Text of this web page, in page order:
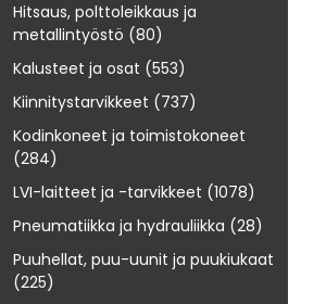
Hitsaus, polttoleikkaus ja
metallintyöstö (80)
Kalusteet ja osat (553)
Kiinnitystarvikkeet (737)
Kodinkoneet ja toimistokoneet
(284)
LVI-laitteet ja -tarvikkeet (1078)
Pneumatiikka ja hydrauliikka (28)
Puuhellat, puu-uunit ja puukiukaat
(225)